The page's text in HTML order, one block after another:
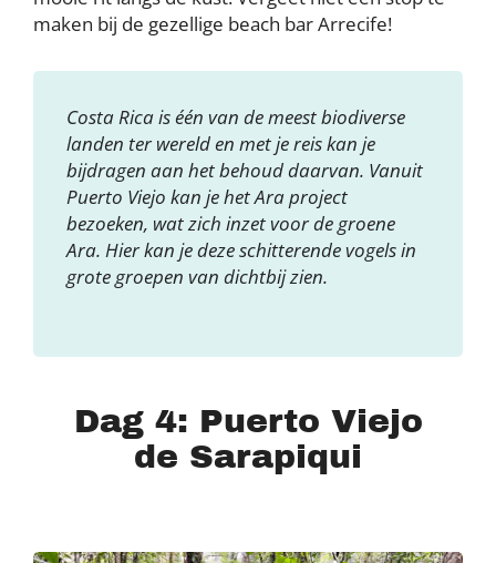
maken bij de gezellige beach bar Arrecife!
Costa Rica is één van de meest biodiverse
landen ter wereld en met je reis kan je
bijdragen aan het behoud daarvan. Vanuit
Puerto Viejo kan je het Ara project
bezoeken, wat zich inzet voor de groene
Ara. Hier kan je deze schitterende vogels in
grote groepen van dichtbij zien.
Dag 4: Puerto Viejo
de Sarapiqui